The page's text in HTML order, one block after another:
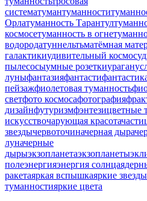
систематумантуманности
Орлатуманность Тарантул
космосетуманность в огне
водородатуннельтьматёмная
галактикиудивительный космос
пылесосыумные розеткиураган
луныфантазияфантасти
пейзажфиолетовая туманность
светфото космосафотография
дизайнфутуризмфэнтезицветные
искусствочарующая красота
звездычервоточиначерная дыра
луначерные
дырыэкзопланетаэкзопланеты
полеэнергияэнергия солнца
ракетаяркая вспышкаяркие звезды
туманностияркие цвета